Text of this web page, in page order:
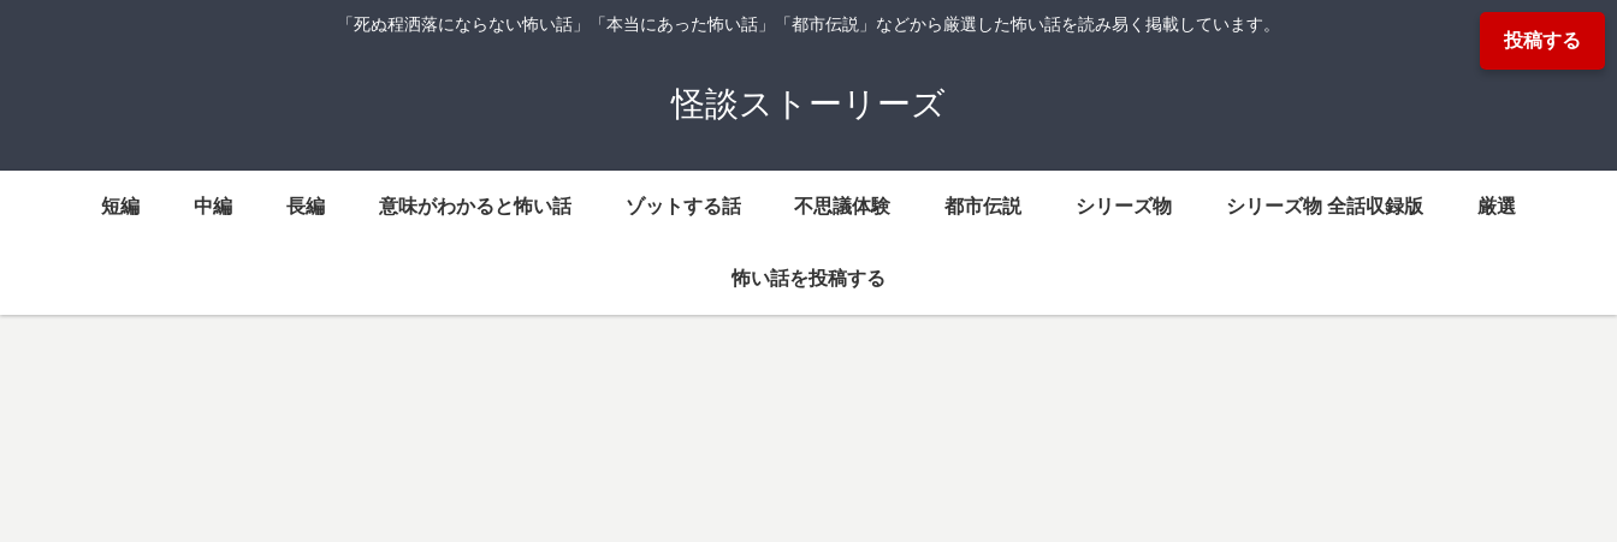
投稿する
「死ぬ程洒落にならない怖い話」「本当にあった怖い話」「都市伝説」などから厳選した怖い話を読み易く掲載しています。
怪談ストーリーズ
短編 中編 長編 意味がわかると怖い話 ゾットする話 不思議体験 都市伝説 シリーズ物 シリーズ物 全話収録版 厳選
怖い話を投稿する